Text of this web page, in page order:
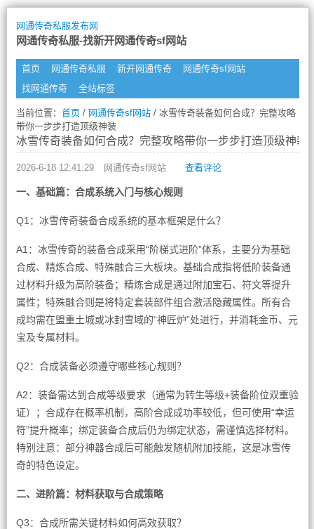
网通传奇私服发布网
网通传奇私服-找新开网通传奇sf网站
首页 网通传奇私服 新开网通传奇
网通传奇sf网站
找网通传奇
全站标签
当前位置： 首页/ 网通传奇sf网站/ 冰雪传奇装备如何合成？完整攻略
带你一步步打造顶级神装
冰雪传奇装备如何合成？完整攻略带你一步步打造顶级神装
2026-6-18 12:41:29 网通传奇sf网站 查看评论
一、基础篇：合成系统入门与核心规则
Q1：冰雪传奇装备合成系统的基本框架是什么？
A1：冰雪传奇的装备合成采用“阶梯式进阶”体系，主要分为基础
合成、精炼合成、特殊融合三大板块。基础合成指将低阶装备通
过材料升级为高阶装备；精炼合成是通过附加宝石、符文等提升
属性；特殊融合则是将特定套装部件组合激活隐藏属性。所有合
成均需在盟重土城或冰封雪域的“神匠炉”处进行，并消耗金币、元
宝及专属材料。
Q2：合成装备必须遵守哪些核心规则？
A2：装备需达到合成等级要求（通常为转生等级+装备阶位双重验
证）；合成存在概率机制，高阶合成成功率较低，但可使用“幸运
符”提升概率；绑定装备合成后仍为绑定状态，需谨慎选择材料。
特别注意：部分神器合成后可能触发随机附加技能，这是冰雪传
奇的特色设定。
二、进阶篇：材料获取与合成策略
Q3：合成所需关键材料如何高效获取？